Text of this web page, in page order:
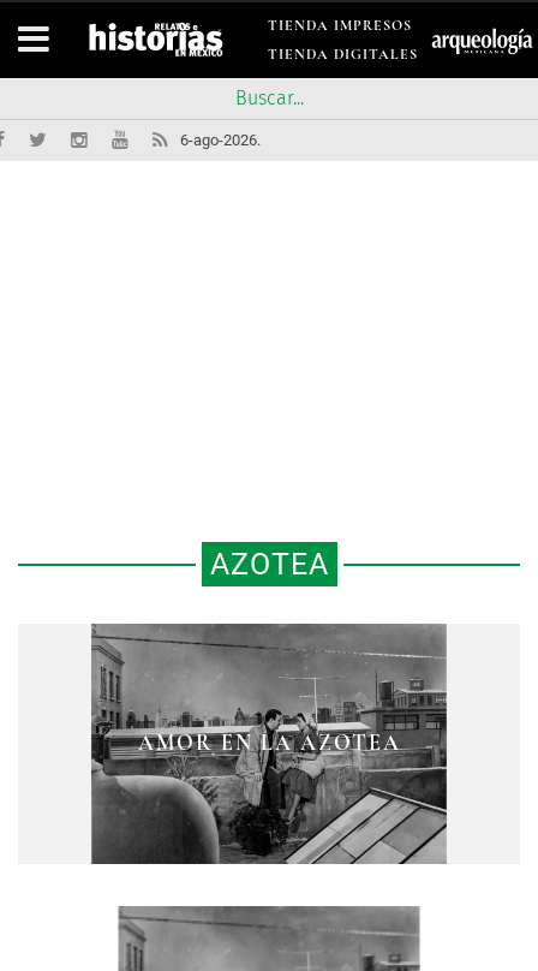
TIENDA IMPRESOS
TIENDA DIGITALES
6-ago-2026.
AZOTEA
AMOR EN LA AZOTEA